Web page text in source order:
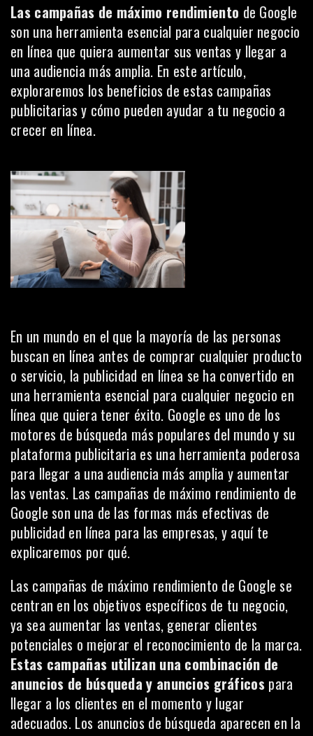
Las campañas de máximo rendimiento de Google
son una herramienta esencial para cualquier negocio
en línea que quiera aumentar sus ventas y llegar a
una audiencia más amplia. En este artículo,
exploraremos los beneficios de estas campañas
publicitarias y cómo pueden ayudar a tu negocio a
crecer en línea.
En un mundo en el que la mayoría de las personas
buscan en línea antes de comprar cualquier producto
o servicio, la publicidad en línea se ha convertido en
una herramienta esencial para cualquier negocio en
línea que quiera tener éxito. Google es uno de los
motores de búsqueda más populares del mundo y su
plataforma publicitaria es una herramienta poderosa
para llegar a una audiencia más amplia y aumentar
las ventas. Las campañas de máximo rendimiento de
Google son una de las formas más efectivas de
publicidad en línea para las empresas, y aquí te
explicaremos por qué.
Las campañas de máximo rendimiento de Google se
centran en los objetivos específicos de tu negocio,
ya sea aumentar las ventas, generar clientes
potenciales o mejorar el reconocimiento de la marca.
Estas campañas utilizan una combinación de
anuncios de búsqueda y anuncios gráficos para
llegar a los clientes en el momento y lugar
adecuados. Los anuncios de búsqueda aparecen en la